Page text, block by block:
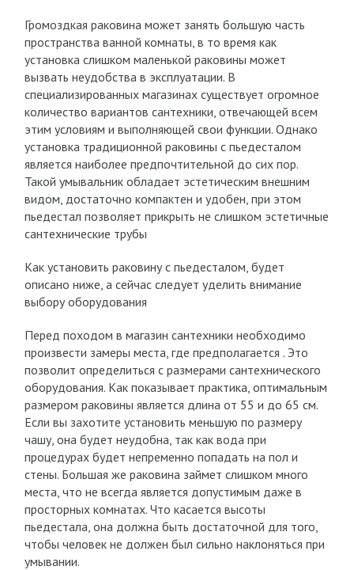
Громоздкая раковина может занять большую часть
пространства ванной комнаты, в то время как
установка слишком маленькой раковины может
вызвать неудобства в эксплуатации. В
специализированных магазинах существует огромное
количество вариантов сантехники, отвечающей всем
этим условиям и выполняющей свои функции. Однако
установка традиционной раковины с пьедесталом
является наиболее предпочтительной до сих пор.
Такой умывальник обладает эстетическим внешним
видом, достаточно компактен и удобен, при этом
пьедестал позволяет прикрыть не слишком эстетичные
сантехнические трубы
Как установить раковину с пьедесталом, будет
описано ниже, а сейчас следует уделить внимание
выбору оборудования
Перед походом в магазин сантехники необходимо
произвести замеры места, где предполагается . Это
позволит определиться с размерами сантехнического
оборудования. Как показывает практика, оптимальным
размером раковины является длина от 55 и до 65 см.
Если вы захотите установить меньшую по размеру
чашу, она будет неудобна, так как вода при
процедурах будет непременно попадать на пол и
стены. Большая же раковина займет слишком много
места, что не всегда является допустимым даже в
просторных комнатах. Что касается высоты
пьедестала, она должна быть достаточной для того,
чтобы человек не должен был сильно наклоняться при
умывании.